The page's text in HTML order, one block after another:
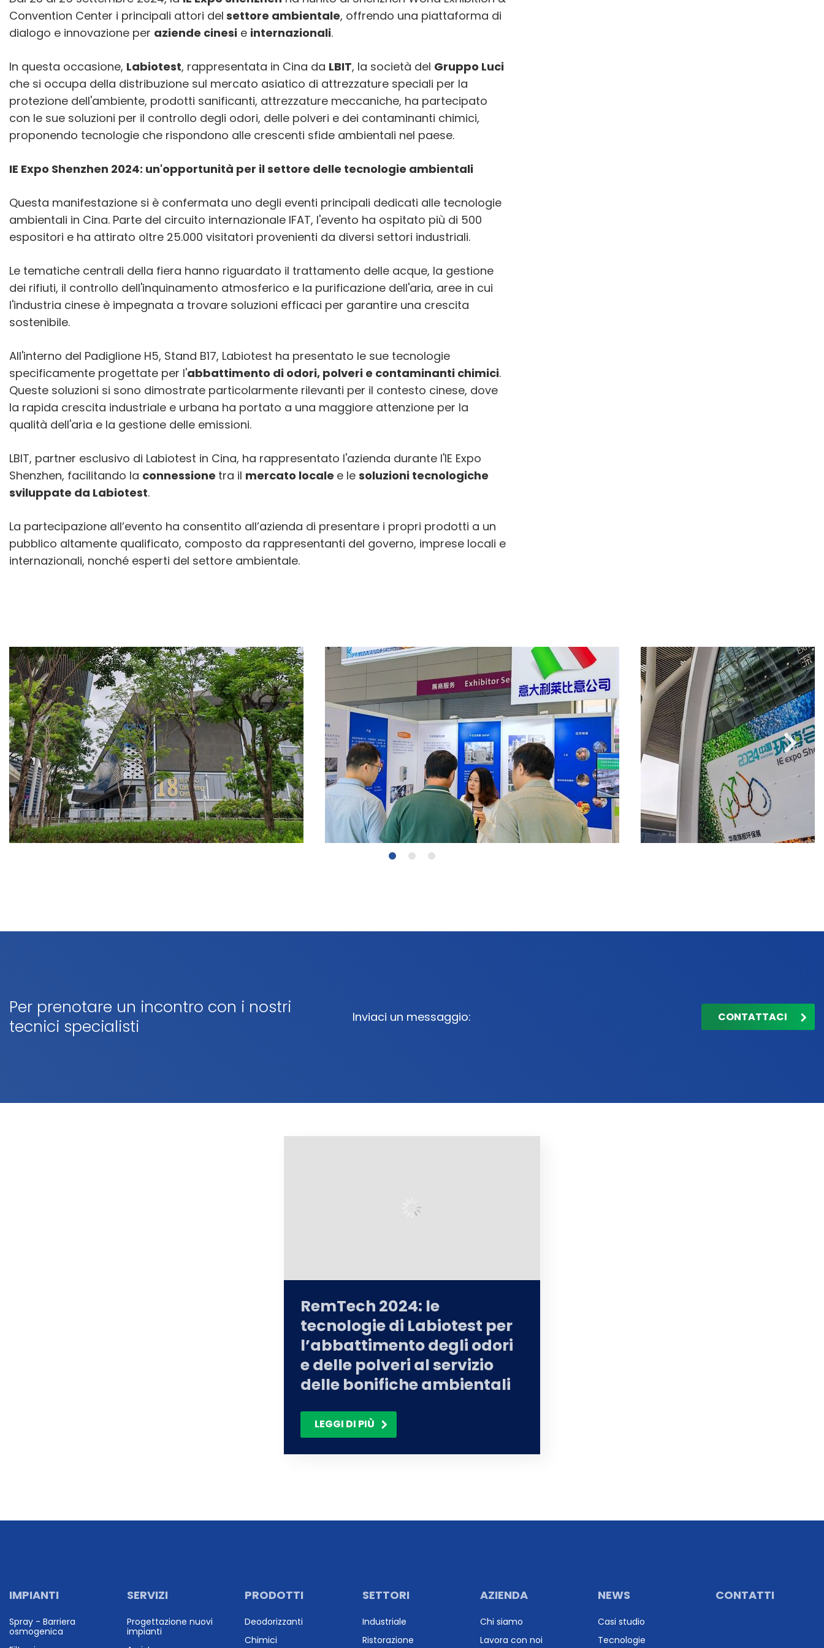
Convention Center i principali attori del settore ambientale, offrendo una piattaforma di
dialogo e innovazione per aziende cinesi e internazionali.
In questa occasione, Labiotest, rappresentata in Cina da LBIT, la società del Gruppo Luci
che si occupa della distribuzione sul mercato asiatico di attrezzature speciali per la
protezione dell'ambiente, prodotti sanificanti, attrezzature meccaniche, ha partecipato
con le sue soluzioni per il controllo degli odori, delle polveri e dei contaminanti chimici,
proponendo tecnologie che rispondono alle crescenti sfide ambientali nel paese.
IE Expo Shenzhen 2024: un'opportunità per il settore delle tecnologie ambientali
Questa manifestazione si è confermata uno degli eventi principali dedicati alle tecnologie
ambientali in Cina. Parte del circuito internazionale IFAT, l'evento ha ospitato più di 500
espositori e ha attirato oltre 25.000 visitatori provenienti da diversi settori industriali.
Le tematiche centrali della fiera hanno riguardato il trattamento delle acque, la gestione
dei rifiuti, il controllo dell'inquinamento atmosferico e la purificazione dell'aria, aree in cui
l'industria cinese è impegnata a trovare soluzioni efficaci per garantire una crescita
sostenibile.
All'interno del Padiglione H5, Stand B17, Labiotest ha presentato le sue tecnologie
specificamente progettate per l'abbattimento di odori, polveri e contaminanti chimici.
Queste soluzioni si sono dimostrate particolarmente rilevanti per il contesto cinese, dove
la rapida crescita industriale e urbana ha portato a una maggiore attenzione per la
qualità dell'aria e la gestione delle emissioni.
LBIT, partner esclusivo di Labiotest in Cina, ha rappresentato l'azienda durante l'IE Expo
Shenzhen, facilitando la connessione tra il mercato locale e le soluzioni tecnologiche
sviluppate da Labiotest.
La partecipazione all’evento ha consentito all’azienda di presentare i propri prodotti a un
pubblico altamente qualificato, composto da rappresentanti del governo, imprese locali e
internazionali, nonché esperti del settore ambientale.
Per prenotare un incontro con i nostri
tecnici specialisti
Inviaci un messaggio: CONTATTACI
RemTech 2024: le
tecnologie di Labiotest per
l’abbattimento degli odori
e delle polveri al servizio
delle bonifiche ambientali
LEGGI DI PIÙ
IMPIANTI
Spray - Barriera
osmogenica
SERVIZI
Progettazione nuovi
impianti
PRODOTTI
Deodorizzanti
Chimici
SETTORI
Industriale
Ristorazione
AZIENDA
Chi siamo
Lavora con noi
NEWS
Casi studio
Tecnologie
CONTATTI